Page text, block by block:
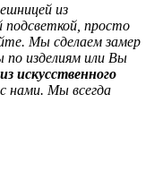
из
подсветкой, просто
Мы сделаем замер
по изделиям или Вы
искусственного
нами. Мы всегда